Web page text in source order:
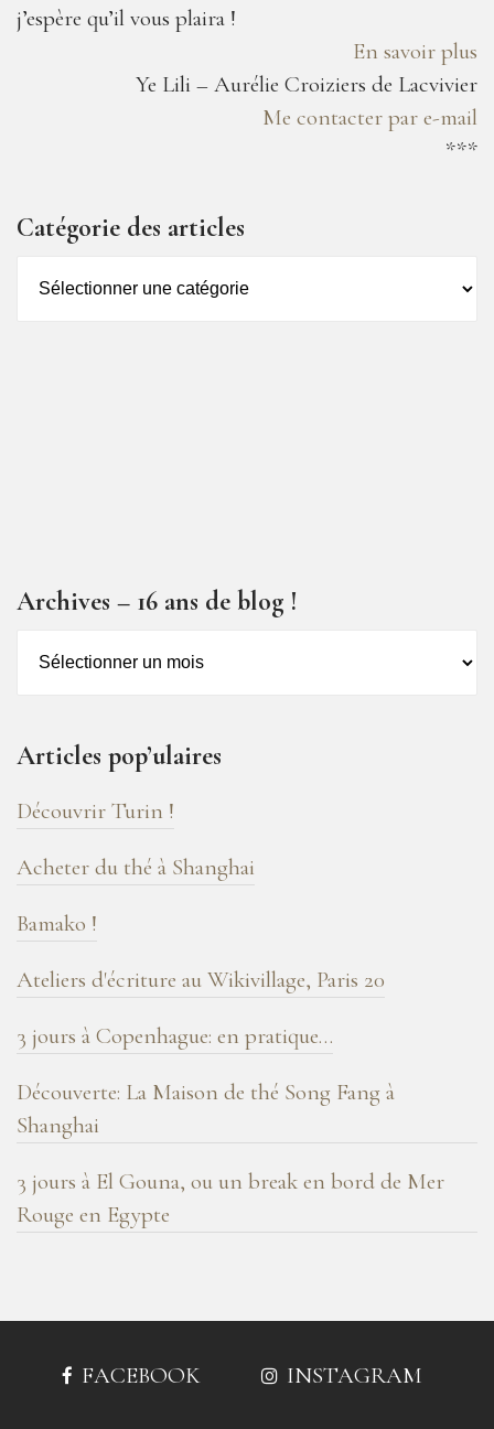
j’espère qu’il vous plaira !
En savoir plus
Ye Lili – Aurélie Croiziers de Lacvivier
Me contacter par e-mail
***
Catégorie des articles
des
Archives – 16 ans de blog !
de
blog
!
Articles pop’ulaires
Découvrir Turin !
Acheter du thé à Shanghai
Bamako !
Ateliers d'écriture au Wikivillage, Paris 20
3 jours à Copenhague: en pratique…
Découverte: La Maison de thé Song Fang à
Shanghai
3 jours à El Gouna, ou un break en bord de Mer
Rouge en Egypte
FACEBOOK INSTAGRAM